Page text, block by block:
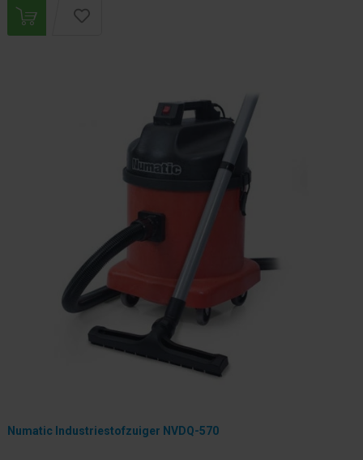
Numatic Industriestofzuiger NVDQ-570